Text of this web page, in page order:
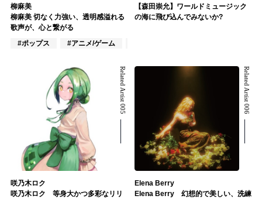
柳麻美
柳麻美 切なく力強い、透明感溢れる
歌声が、心と繋がる
#ポップス
#アニメ/ゲーム
【森田崇允】ワールドミュージック
の海に飛び込んでみないか?
Related Artist 005
咲乃木ロク
咲乃木ロク 等身大かつ多彩なリリ
Related Artist 006
Elena Berry
Elena Berry 幻想的で美しい、洗練